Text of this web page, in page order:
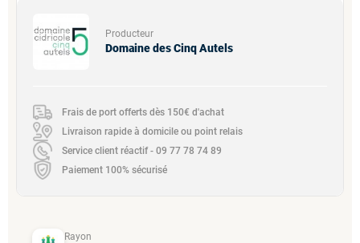
Producteur
Domaine des Cinq Autels
Frais de port offerts dès 150€ d'achat
Livraison rapide à domicile ou point relais
Service client réactif - 09 77 78 74 89
Paiement 100% sécurisé
Rayon